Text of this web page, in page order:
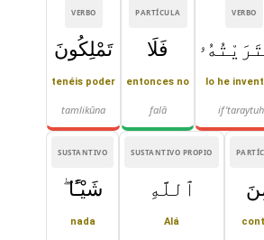
VERBO
lo he
PARTÍCULA
فَلَا
entonces no
falā
VERBO
تَمْلِكُونَ
tenéis poder
tamlikūna
SUSTANTIVO PROPIO
ٱللَّهِ
Alá
SUSTANTIVO
شَيْـًٔا ۖ
nada